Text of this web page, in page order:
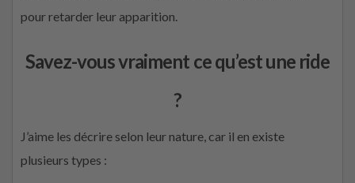
pour retarder leur apparition.
Savez-vous vraiment ce qu’est une ride
?
J’aime les décrire selon leur nature, car il en existe
plusieurs types :